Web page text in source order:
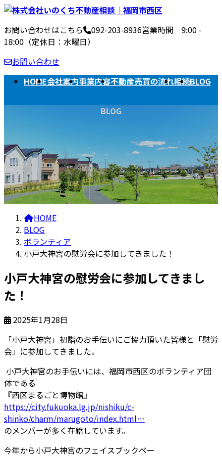
コ
テ
ン
ツ
へ
ッ
ナ
ゲ
ー
シ
ョ
移
お問い合わせはこちら 092-203-8936営業時間 9:00 -
18:00（定休日：水曜日）
お問い合わせ
HOME会社案内事業内容不動産売買の流れ相続BLOG
BLOG
HOME
BLOG
ボランティア
小戸大神宮の慰労会に参加してきました！
小戸大神宮の慰労会に参加してきまし
た！
2025年1月28日
「小戸大神宮」初詣のお手伝いにご協力頂いた皆様と「慰労
会」に参加してきました。
小戸大神宮のお手伝いには、福岡市西区のボランティア団
体である
『西区まるごと博物館』
https://city.fukuoka.lg.jp/nishiku/c-
shinko/charm/marugoto/index.html…
のメンバーが多く在籍しています。
今年から小戸大神宮のフェイスブックペー